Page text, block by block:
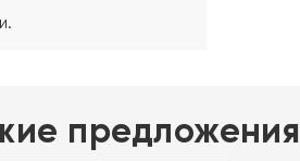
предложения